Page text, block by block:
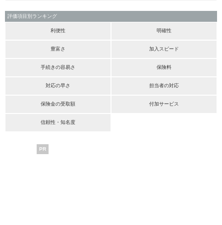
評価項目別ランキング
利便性 明確性
豊富さ 加入スピード
手続きの容易さ 保険料
対応の早さ 担当者の対応
保険金の受取額 付加サービス
信頼性・知名度
PR